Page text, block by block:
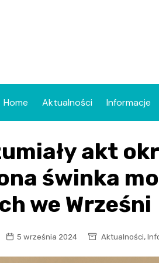
Home Aktualności Informacje
akt
świnka
we Wrześni
5 września 2024 Aktualności,